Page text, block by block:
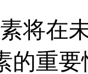
在未
的重